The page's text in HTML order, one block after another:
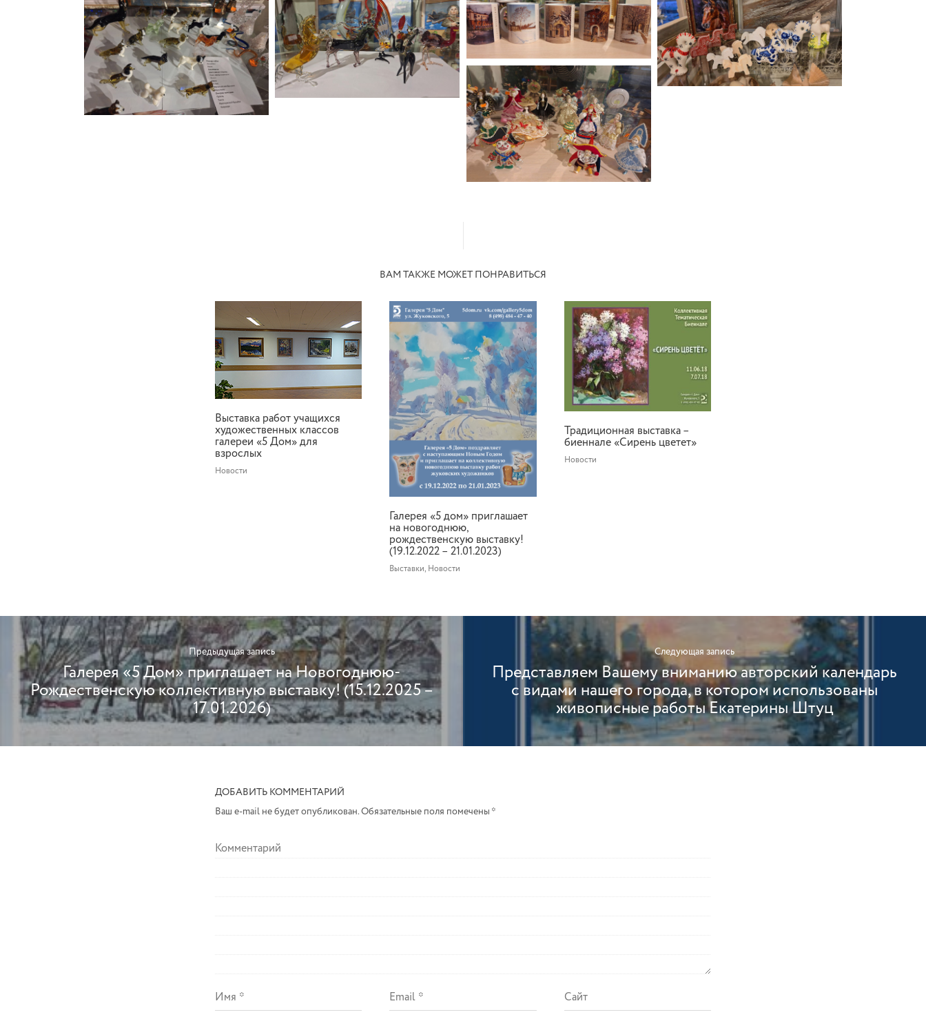
ВАМ ТАКЖЕ МОЖЕТ ПОНРАВИТЬСЯ
Выставка работ учащихся
художественных классов
галереи «5 Дом» для
взрослых
Новости
Галерея «5 дом» приглашает
на новогоднюю,
рождественскую выставку!
(19.12.2022 – 21.01.2023)
Выставки, Новости
Традиционная выставка –
биеннале «Сирень цветет»
Новости
Предыдущая запись
Галерея «5 Дом» приглашает на Новогоднюю-
Рождественскую коллективную выставку! (15.12.2025 –
17.01.2026)
Следующая запись
Представляем Вашему вниманию авторский календарь
с видами нашего города, в котором использованы
живописные работы Екатерины Штуц
ДОБАВИТЬ КОММЕНТАРИЙ
Ваш e-mail не будет опубликован.Обязательные поля помечены *
Комментарий
Имя Email Сайт